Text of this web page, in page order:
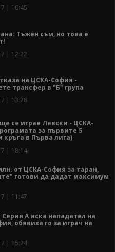
| 10:45
Тъжен съм, но това е
| 12:22
на ЦСКА-София -
трансфер в "Б" група
| 13:28
се играе Левски - ЦСКА-
за първите 5
кръга в Първа лига)
| 18:14
от ЦСКА-София за таран,
готови да дадат максимум
| 11:47
А иска нападател на
обявиха го за играч на
| 15:24